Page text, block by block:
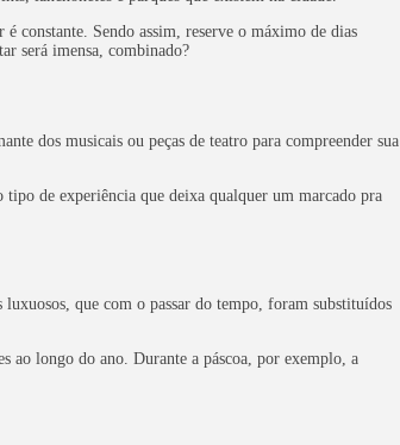
constante. Sendo assim, reserve o máximo de dias
será imensa, combinado?
dos musicais ou peças de teatro para compreender sua
tipo de experiência que deixa qualquer um marcado pra
que com o passar do tempo, foram substituídos
ao longo do ano. Durante a páscoa, por exemplo, a